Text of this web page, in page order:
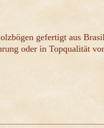
gefertigt aus
oder in Topqualität